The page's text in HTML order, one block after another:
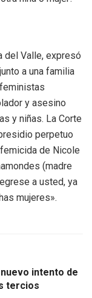
del Valle, expresó
a una familia
y asesino
y niñas. La Corte
perpetuo
de Nicole
(madre
a usted, ya
mujeres».
intento de
tercios